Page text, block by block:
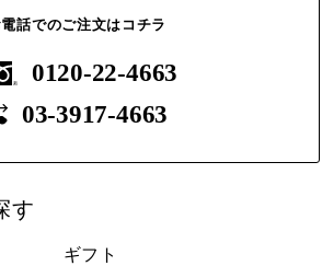
電話でのご注文はコチラ
0120-22-4663
03-3917-4663
す
ギフト